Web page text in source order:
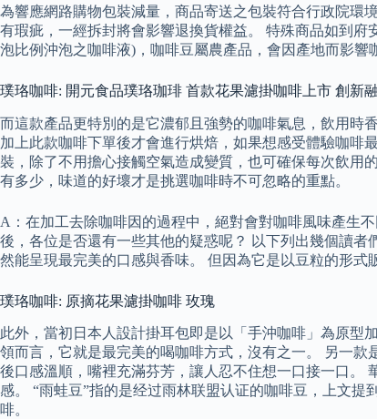
為響應網路購物包裝減量，商品寄送之包裝符合行政院環
有瑕疵，一經拆封將會影響退換貨權益。 特殊商品如到府
泡比例沖泡之咖啡液)，咖啡豆屬農產品，會因產地而影響
璞珞咖啡: 開元食品璞珞珈琲 首款花果濾掛咖啡上市 創新
而這款產品更特別的是它濃郁且強勢的咖啡氣息，飲用時
加上此款咖啡下單後才會進行烘焙，如果想感受體驗咖啡
裝，除了不用擔心接觸空氣造成變質，也可確保每次飲用
有多少，味道的好壞才是挑選咖啡時不可忽略的重點。
A：在加工去除咖啡因的過程中，絕對會對咖啡風味產生
後，各位是否還有一些其他的疑惑呢？ 以下列出幾個讀
然能呈現最完美的口感與香味。 但因為它是以豆粒的形式
璞珞咖啡: 原摘花果濾掛咖啡 玫瑰
此外，當初日本人設計掛耳包即是以「手沖咖啡」為原型
領而言，它就是最完美的喝咖啡方式，沒有之一。 另一
後口感溫順，嘴裡充滿芬芳，讓人忍不住想一口接一口。
感。 “雨蛙豆”指的是经过雨林联盟认证的咖啡豆，上文
啡。